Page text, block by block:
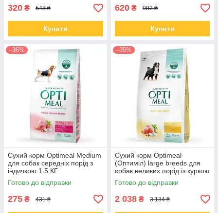
320 ₴ 548 ₴
Купити
620 ₴ 983 ₴
Купити
–36%
Сухий корм Optimeal Medium
для собак середніх порід з
індичкою 1.5 КГ
Готово до відправки
275 ₴ 431 ₴
–35%
Сухий корм Optimeal
(Оптиміл) large breeds для
собак великих порід із куркою
12 КГ
Готово до відправки
2 038 ₴ 3 134 ₴